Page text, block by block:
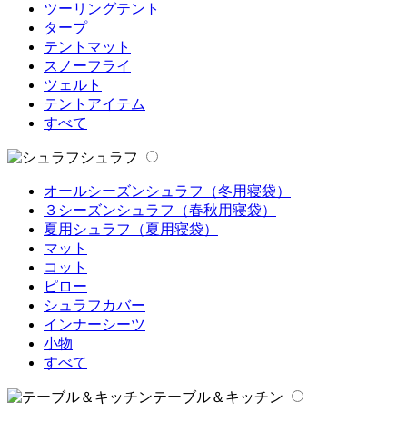
ツーリングテント
タープ
テントマット
スノーフライ
ツェルト
テントアイテム
すべて
シュラフ
オールシーズンシュラフ（冬用寝袋）
３シーズンシュラフ（春秋用寝袋）
夏用シュラフ（夏用寝袋）
マット
コット
ピロー
シュラフカバー
インナーシーツ
小物
すべて
テーブル＆キッチン